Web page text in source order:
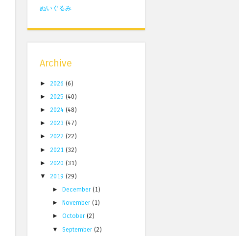
ぬいぐるみ
Archive
► 2026 (6)
► 2025 (40)
► 2024 (48)
► 2023 (47)
► 2022 (22)
► 2021 (32)
► 2020 (31)
▼ 2019 (29)
►December (1)
►November (1)
►October (2)
▼September (2)